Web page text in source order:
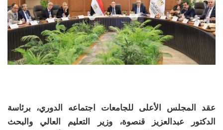
عقد المجلس الأعلى للجامعات اجتماعه الدوري، برئاسة
الدكتور عبدالعزيز قنصوة، وزير التعليم العالي والبحث